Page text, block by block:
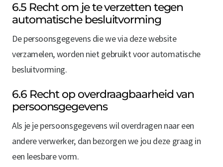
6.5 Recht om je te verzetten tegen
automatische besluitvorming
De persoonsgegevens die we via deze website
verzamelen, worden niet gebruikt voor automatische
besluitvorming.
6.6 Recht op overdraagbaarheid van
persoonsgegevens
Als je je persoonsgegevens wil overdragen naar een
andere verwerker, dan bezorgen we jou deze graag in
een leesbare vorm.